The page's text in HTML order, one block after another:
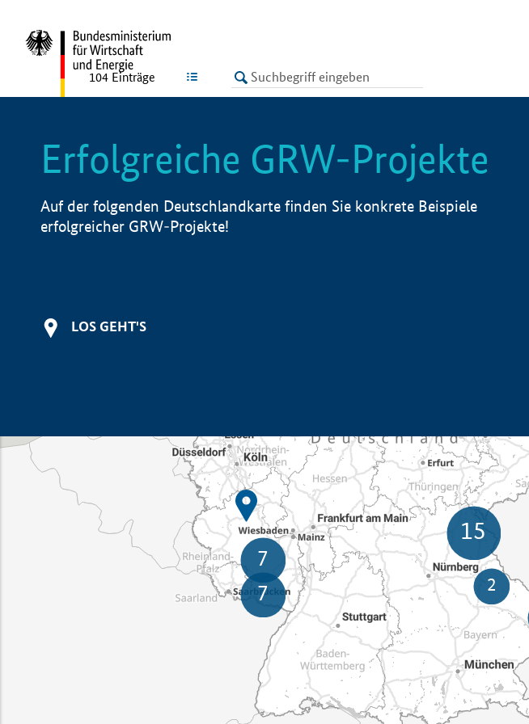
LISTE
104 Einträge
Erfolgreiche GRW-Projekte
Auf der folgenden Deutschlandkarte finden Sie konkrete Beispiele
erfolgreicher GRW-Projekte!
LOS GEHT'S